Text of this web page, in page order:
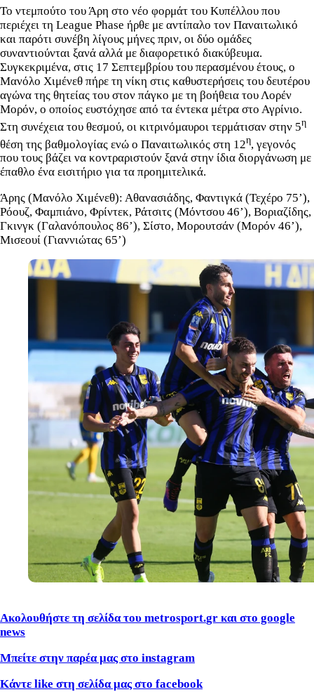
Το ντεμπούτο του Άρη στο νέο φορμάτ του Κυπέλλου που
περιέχει τη League Phase ήρθε με αντίπαλο τον Παναιτωλικό
και παρότι συνέβη λίγους μήνες πριν, οι δύο ομάδες
συναντιούνται ξανά αλλά με διαφορετικό διακύβευμα.
Συγκεκριμένα, στις 17 Σεπτεμβρίου του περασμένου έτους, ο
Μανόλο Χιμένεθ πήρε τη νίκη στις καθυστερήσεις του δευτέρου
αγώνα της θητείας του στον πάγκο με τη βοήθεια του Λορέν
Μορόν, ο οποίος ευστόχησε από τα έντεκα μέτρα στο Αγρίνιο.
Στη συνέχεια του θεσμού, οι κιτρινόμαυροι τερμάτισαν στην 5η
θέση της βαθμολογίας ενώ ο Παναιτωλικός στη 12η, γεγονός
που τους βάζει να κοντραριστούν ξανά στην ίδια διοργάνωση με
έπαθλο ένα εισιτήριο για τα προημιτελικά.
Άρης (Μανόλο Χιμένεθ): Αθανασιάδης, Φαντιγκά (Τεχέρο 75’),
Ρόουζ, Φαμπιάνο, Φρίντεκ, Ράτσιτς (Μόντσου 46’), Βοριαζίδης,
Γκινγκ (Γαλανόπουλος 86’), Σίστο, Μορουτσάν (Μορόν 46’),
Μισεουί (Γιαννιώτας 65’)
Ακολουθήστε τη σελίδα του metrosport.gr και στο google
news
Μπείτε στην παρέα μας στο instagram
Κάντε like στη σελίδα μας στο facebook